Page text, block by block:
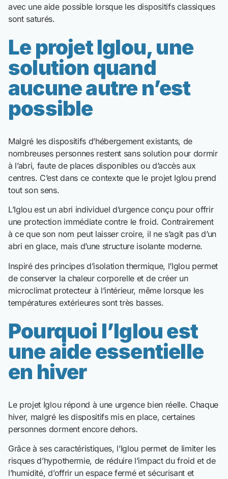
avec une aide possible lorsque les dispositifs classiques
sont saturés.
Le projet Iglou, une
solution quand
aucune autre n’est
possible
Malgré les dispositifs d’hébergement existants, de
nombreuses personnes restent sans solution pour dormir
à l’abri, faute de places disponibles ou d’accès aux
centres. C’est dans ce contexte que le projet Iglou prend
tout son sens.
L’Iglou est un abri individuel d’urgence conçu pour offrir
une protection immédiate contre le froid. Contrairement
à ce que son nom peut laisser croire, il ne s’agit pas d’un
abri en glace, mais d’une structure isolante moderne.
Inspiré des principes d’isolation thermique, l’Iglou permet
de conserver la chaleur corporelle et de créer un
microclimat protecteur à l’intérieur, même lorsque les
températures extérieures sont très basses.
Pourquoi l’Iglou est
une aide essentielle
en hiver
Le projet Iglou répond à une urgence bien réelle. Chaque
hiver, malgré les dispositifs mis en place, certaines
personnes dorment encore dehors.
Grâce à ses caractéristiques, l’Iglou permet de limiter les
risques d’hypothermie, de réduire l’impact du froid et de
l’humidité, d’offrir un espace fermé et sécurisant et